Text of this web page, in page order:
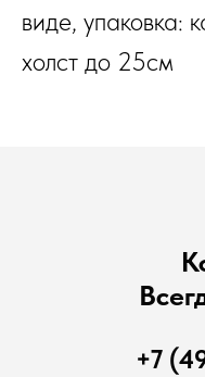
виде, упаковка:
холст до 25см
+7